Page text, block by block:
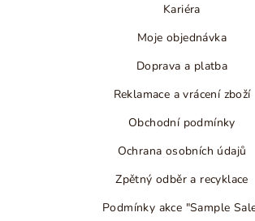
Kariéra
Moje objednávka
Doprava a platba
Reklamace a vrácení zboží
Obchodní podmínky
Ochrana osobních údajů
Zpětný odběr a recyklace
Podmínky akce "Sample